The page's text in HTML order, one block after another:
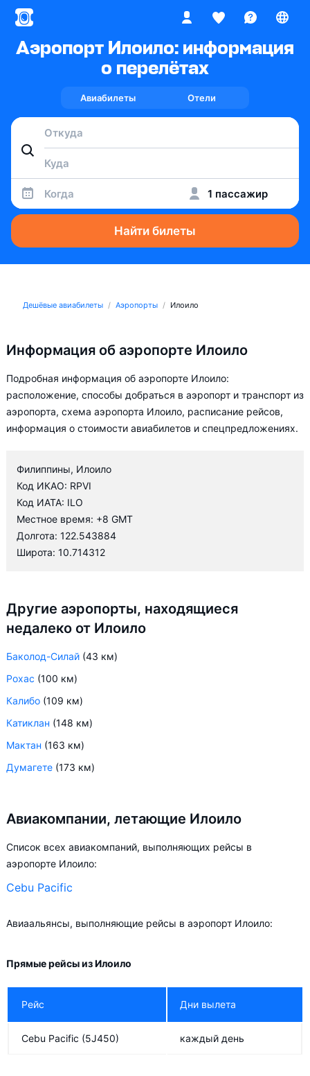
Аэропорт Илоило: информация
о перелётах
Авиабилеты Отели
Когда 1 пассажир
Найти билеты
Дешёвые авиабилеты Аэропорты Илоило
Информация об аэропорте Илоило
Подробная информация об аэропорте Илоило:
расположение, способы добраться в аэропорт и транспорт из
аэропорта, схема аэропорта Илоило, расписание рейсов,
информация о стоимости авиабилетов и спецпредложениях.
Филиппины, Илоило
Код ИКАО: RPVI
Код ИАТА: ILO
Местное время: +8 GMT
Долгота: 122.543884
Широта: 10.714312
Другие аэропорты, находящиеся
недалеко от Илоило
Баколод-Силай (43 км)
Рохас (100 км)
Калибо (109 км)
Катиклан (148 км)
Мактан (163 км)
Думагете (173 км)
Авиакомпании, летающие Илоило
Список всех авиакомпаний, выполняющих рейсы в
аэропорте Илоило:
Cebu Pacific
Авиаальянсы, выполняющие рейсы в аэропорт Илоило:
Прямые рейсы из Илоило
Рейс Дни вылета
Cebu Pacific (5J450) каждый день